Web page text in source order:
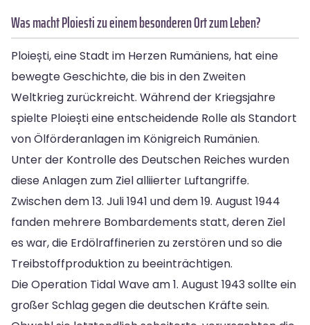
Was macht Ploiesti zu einem besonderen Ort zum Leben?
Ploiești, eine Stadt im Herzen Rumäniens, hat eine
bewegte Geschichte, die bis in den Zweiten
Weltkrieg zurückreicht. Während der Kriegsjahre
spielte Ploiești eine entscheidende Rolle als Standort
von Ölförderanlagen im Königreich Rumänien.
Unter der Kontrolle des Deutschen Reiches wurden
diese Anlagen zum Ziel alliierter Luftangriffe.
Zwischen dem 13. Juli 1941 und dem 19. August 1944
fanden mehrere Bombardements statt, deren Ziel
es war, die Erdölraffinerien zu zerstören und so die
Treibstoffproduktion zu beeinträchtigen.
Die Operation Tidal Wave am 1. August 1943 sollte ein
großer Schlag gegen die deutschen Kräfte sein.